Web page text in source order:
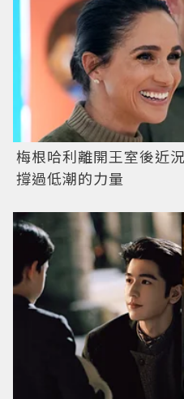
梅根哈利離開王室後近
撐過低潮的力量